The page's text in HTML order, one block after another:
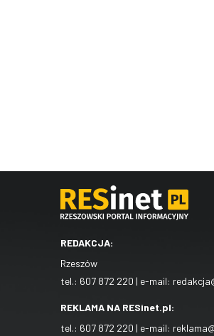
REDAKCJA:
Rzeszów
tel.: 607 872 220 | e-mail:
REKLAMA NA RESinet.pl:
tel.: 607 872 220 | e-mail: